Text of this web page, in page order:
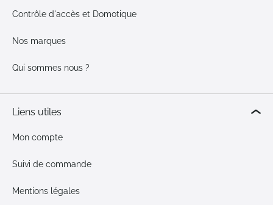
Contrôle d'accès et Domotique
Nos marques
Qui sommes nous ?
Liens utiles
Mon compte
Suivi de commande
Mentions légales